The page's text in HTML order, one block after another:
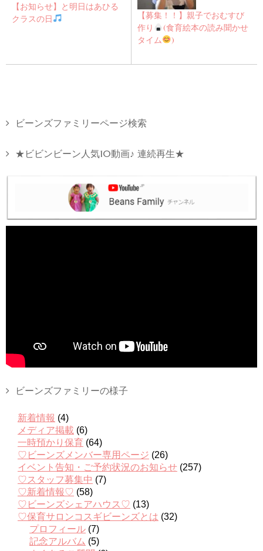
【お知らせ】と明日はあひる
クラスの日
【募集！！】親子でおむすび
作り
(食育絵本の読み聞かせ
タイム
)
ビーンズファミリーページ検索
★ビビンビーン人気10動画♪ 連続再生★
ビーンズファミリーの様子
新着情報 (4)
メディア掲載 (6)
一時預かり保育 (64)
♡ビーンズメンバー専用ページ (26)
イベント告知・ご予約状況のお知らせ (257)
♡スタッフ募集中 (7)
♡新着情報♡ (58)
♡ビーンズシェアハウス♡ (13)
♡保育サロンコスギビーンズとは (32)
プロフィール (7)
記念アルバム (5)